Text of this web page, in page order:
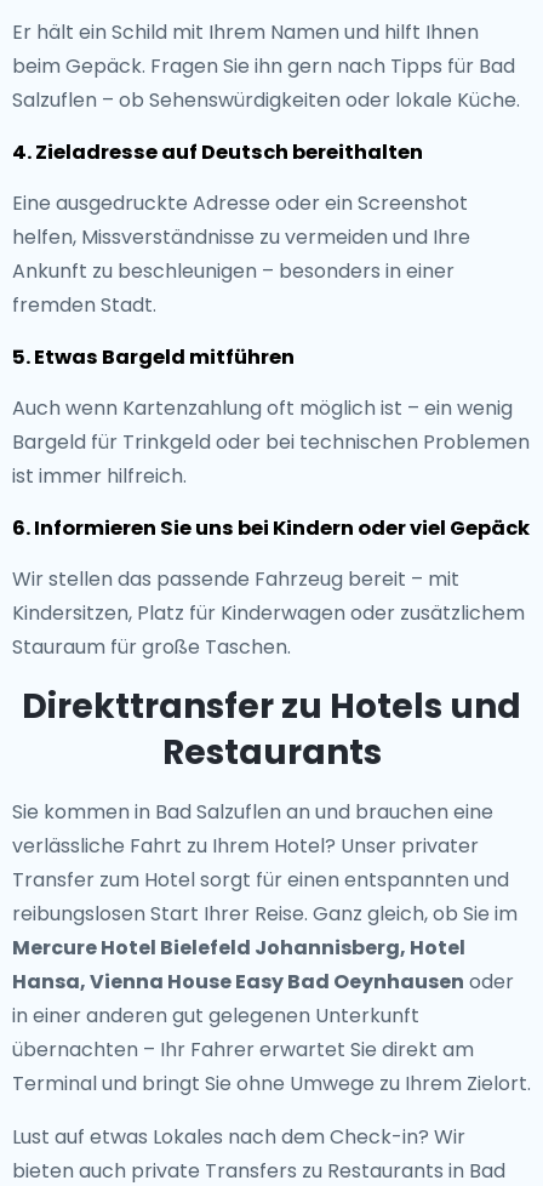
Er hält ein Schild mit Ihrem Namen und hilft Ihnen
beim Gepäck. Fragen Sie ihn gern nach Tipps für Bad
Salzuflen – ob Sehenswürdigkeiten oder lokale Küche.
4. Zieladresse auf Deutsch bereithalten
Eine ausgedruckte Adresse oder ein Screenshot
helfen, Missverständnisse zu vermeiden und Ihre
Ankunft zu beschleunigen – besonders in einer
fremden Stadt.
5. Etwas Bargeld mitführen
Auch wenn Kartenzahlung oft möglich ist – ein wenig
Bargeld für Trinkgeld oder bei technischen Problemen
ist immer hilfreich.
6. Informieren Sie uns bei Kindern oder viel Gepäck
Wir stellen das passende Fahrzeug bereit – mit
Kindersitzen, Platz für Kinderwagen oder zusätzlichem
Stauraum für große Taschen.
Direkttransfer zu Hotels und
Restaurants
Sie kommen in Bad Salzuflen an und brauchen eine
verlässliche Fahrt zu Ihrem Hotel? Unser privater
Transfer zum Hotelsorgt für einen entspannten und
reibungslosen Start Ihrer Reise. Ganz gleich, ob Sie im
Mercure Hotel Bielefeld Johannisberg, Hotel
Hansa, Vienna House Easy Bad Oeynhausen oder
in einer anderen gut gelegenen Unterkunft
übernachten – Ihr Fahrer erwartet Sie direkt am
Terminal und bringt Sie ohne Umwege zu Ihrem Zielort.
Lust auf etwas Lokales nach dem Check-in? Wir
bieten auch private Transfers zu Restaurants in Bad